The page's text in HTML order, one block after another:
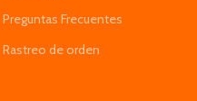
Preguntas Frecuentes
Rastreo de orden